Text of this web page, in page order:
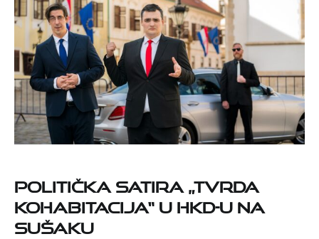
Politička satira „Tvrda
kohabitacija“ u HKD-u na
Sušaku